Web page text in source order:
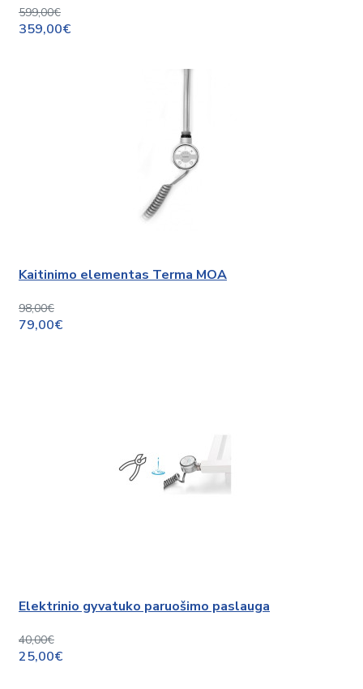
599,00€
359,00€
Kaitinimo elementas Terma MOA
98,00€
79,00€
Elektrinio gyvatuko paruošimo paslauga
40,00€
25,00€